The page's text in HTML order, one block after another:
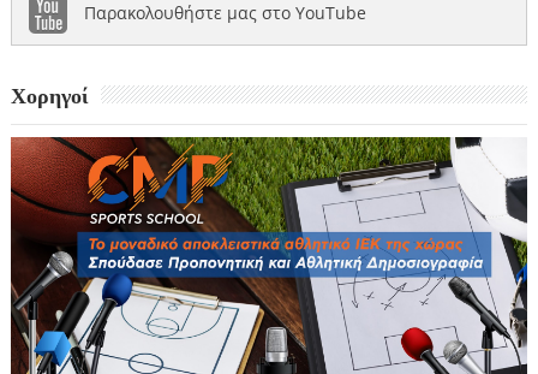
Παρακολουθήστε μας στο YouTube
Χορηγοί